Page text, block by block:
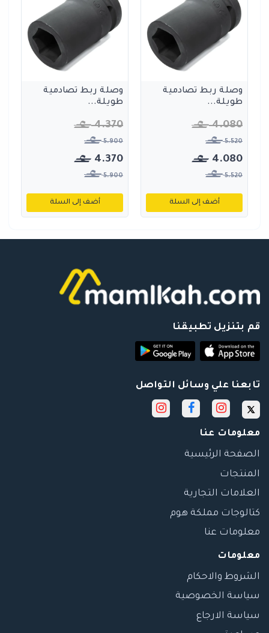
وصلة ربط تصادمية
طويلة...
4.080
5.520
4.080
5.520
أضف إلى السلة
وصلة ربط تصادمية
طويلة...
4.370
5.900
4.370
5.900
أضف إلى السلة
قم بتنزيل تطبيقنا
تابعنا علي وسائل التواصل
معلومات عنا
الصفحة الرئيسية
المنتجات
العلامات التجارية
كتالوجات مملكة هوم
معلومات عنا
معلومات
الشروط والاحكام
سياسة الخصوصية
سياسة الارجاع